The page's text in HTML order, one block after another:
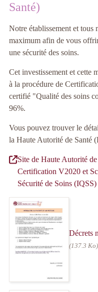
Santé)
Notre établissement et tous
maximum afin de vous
une sécurité des soins.
Cet investissement et cette
à la procédure de
certifié "Qualité des soins
96%.
Vous pouvez trouver le
la Haute Autorité de Santé
Site de Haute Autorité
Certification V2020 et
Sécurité de Soins (IQSS)
Décrets
(137.3 Ko)